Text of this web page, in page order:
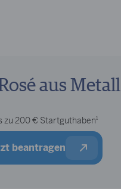
aus Metall
zu 200 € Startguthaben1
beantragen